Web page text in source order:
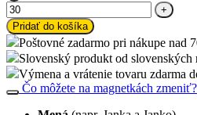
Pridať do košíka
Poštovné zadarmo pri nákupe nad
Slovenský produkt od slovenských
Výmena a vrátenie tovaru zdarma
Čo môžete na magnetkách zmeniť?